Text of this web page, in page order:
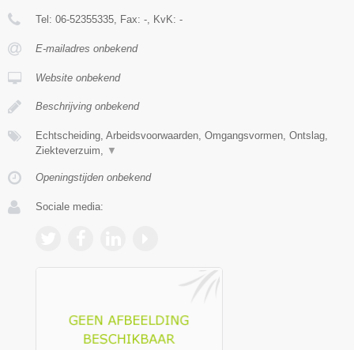
Tel: 06-52355335 , Fax: - , KvK: -
E-mailadres onbekend
Website onbekend
Beschrijving onbekend
Echtscheiding, Arbeidsvoorwaarden, Omgangsvormen, Ontslag,
Ziekteverzuim,
▼
Openingstijden onbekend
Sociale media: